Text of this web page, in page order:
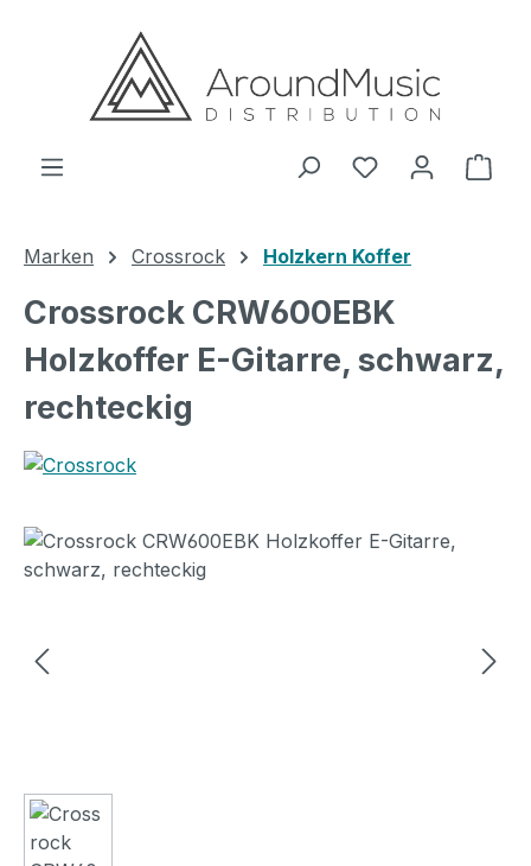
Zum Hauptinhalt springen
Marken Crossrock Holzkern Koffer
Crossrock CRW600EBK
Holzkoffer E-Gitarre, schwarz,
rechteckig
Bildergalerie überspringen